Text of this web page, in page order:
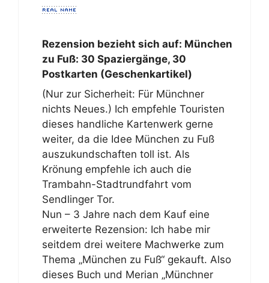
Rezension bezieht sich auf: München
zu Fuß: 30 Spaziergänge, 30
Postkarten (Geschenkartikel)
(Nur zur Sicherheit: Für Münchner
nichts Neues.) Ich empfehle Touristen
dieses handliche Kartenwerk gerne
weiter, da die Idee München zu Fuß
auszukundschaften toll ist. Als
Krönung empfehle ich auch die
Trambahn-Stadtrundfahrt vom
Sendlinger Tor.
Nun – 3 Jahre nach dem Kauf eine
erweiterte Rezension: Ich habe mir
seitdem drei weitere Machwerke zum
Thema „München zu Fuß“ gekauft. Also
dieses Buch und Merian „Münchner